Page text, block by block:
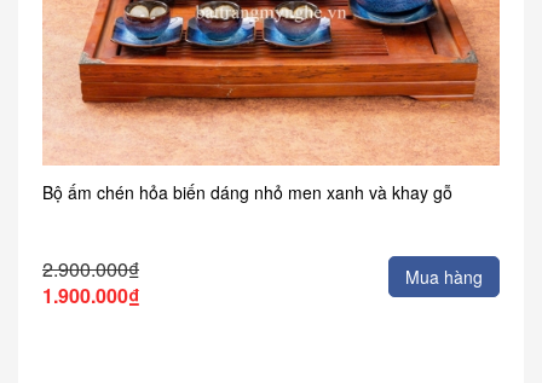
Bộ ấm chén hỏa biến dáng nhỏ men xanh và khay gỗ
2.900.000₫
1.900.000₫
Mua hàng